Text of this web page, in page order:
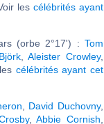
les célébrités ayant
(orbe 2°17') : Tom
Björk,Aleister Crowley,
célébrités ayant cet
David Duchovny,
,Abbie Cornish